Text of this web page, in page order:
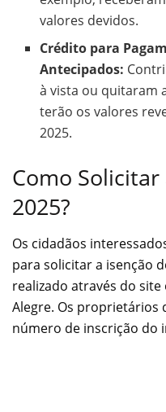
valores devidos.
Crédito para
Antecipados:
à vista ou quitaram
terão os valores
2025.
Como Solicitar
2025?
Os cidadãos
para solicitar a isenção
realizado através do
Alegre. Os proprietários
número de inscrição do